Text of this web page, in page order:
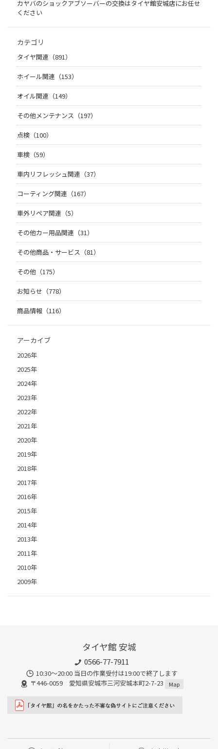
カヤバのショックアブソーバーの交換はタイヤ館安城店にお任せ
ください
カテゴリ
タイヤ関連（891）
ホイール関連（153）
オイル関連（149）
その他メンテナンス（197）
点検（100）
車検（59）
車内リフレッシュ関連（37）
コーティング関連（167）
車外リペア関連（5）
その他カー用品関連（31）
その他商品・サービス（81）
その他（175）
お知らせ（778）
商品情報（116）
アーカイブ
2026年
2025年
2024年
2023年
2022年
2021年
2020年
2019年
2018年
2017年
2016年
2015年
2014年
2013年
2011年
2010年
2009年
タイヤ館 安城
0566-77-7911
10:30〜20:00 当日の作業受付は19:00で終了します
〒446-0059 愛知県安城市三河安城本町2-7-23
Map